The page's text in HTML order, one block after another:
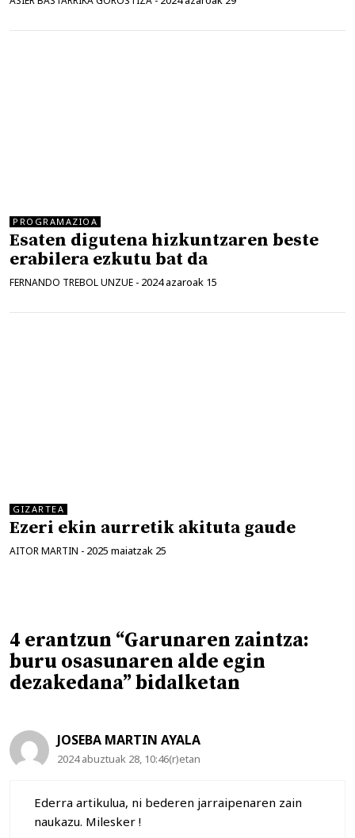
PROGRAMAZIOA
Esaten digutena hizkuntzaren beste
erabilera ezkutu bat da
FERNANDO TREBOL UNZUE - 2024 azaroak 15
GIZARTEA
Ezeri ekin aurretik akituta gaude
AITOR MARTIN - 2025 maiatzak 25
4 erantzun “Garunaren zaintza:
buru osasunaren alde egin
dezakedana” bidalketan
JOSEBA MARTIN AYALA
2024 abuztuak 28, 10:46(r)etan
Ederra artikulua, ni bederen jarraipenaren zain
naukazu. Milesker !